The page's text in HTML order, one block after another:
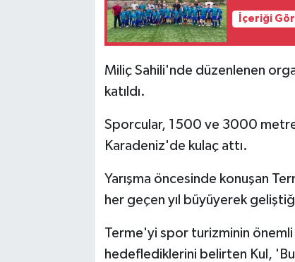
İçeriği
Miliç Sahili'nde düzenlenen
katıldı.
Sporcular, 1500 ve 3000
Karadeniz'de kulaç attı.
Yarışma öncesinde konuşan
her geçen yıl büyüyerek
Terme'yi spor turizminin
hedeflediklerini belirten Kul,